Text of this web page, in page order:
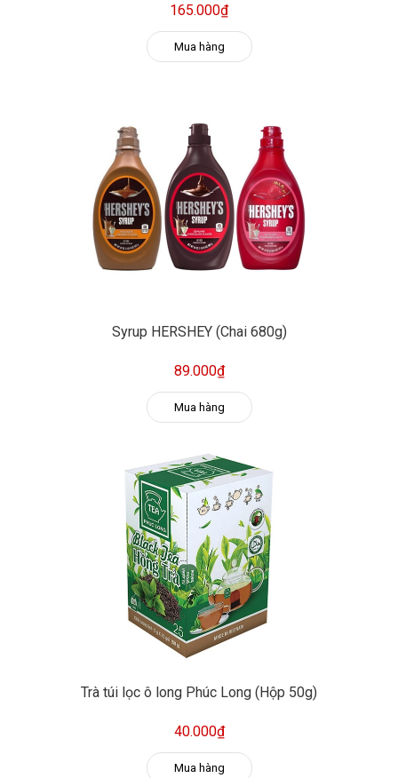
165.000₫
Mua hàng
Syrup HERSHEY (Chai 680g)
89.000₫
Mua hàng
Trà túi lọc ô long Phúc Long (Hộp 50g)
40.000₫
Mua hàng